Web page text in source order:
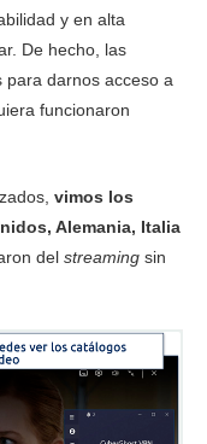
y en alta
De hecho, las
darnos acceso a
funcionaron
vimos los
Alemania, Italia
del streaming sin